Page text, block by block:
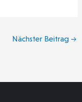
Nächster Beitrag →